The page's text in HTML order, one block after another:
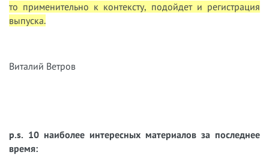
то применительно к контексту, подойдет и регистрация
выпуска.
Виталий Ветров
p.s. 10 наиболее интересных материалов за последнее
время: